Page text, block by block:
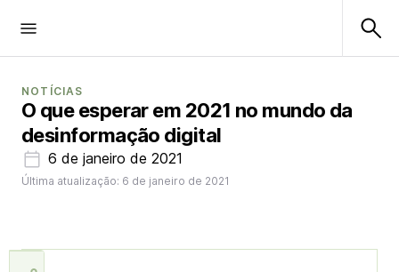
NOTÍCIAS
O que esperar em 2021 no mundo da
desinformação digital
6 de janeiro de 2021
Última atualização: 6 de janeiro de 2021